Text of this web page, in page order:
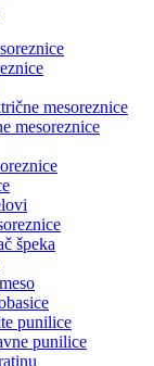
mesoreznice
mesoreznice
špeka
punilice
punilice